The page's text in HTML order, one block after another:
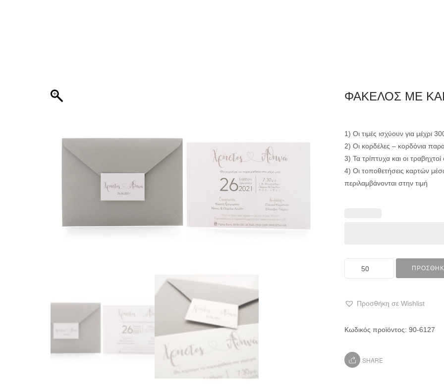
Εταιρειών/Τιμολογίων/
Ξενοδοχείων
ΦΑΚΕΛΟΣ ΜΕ
1) Οι τιμές ισχύουν για μέχρι
2) Οι κορδέλες – κορδόνια
3) Τα τρίπτυχα και οι
4) Οι τοποθετήσεις καρτών
περιλαμβάνονται στην τιμή
Προσθήκη σε Wishlist
Κωδικός προϊόντος: 90-6127
SHARE